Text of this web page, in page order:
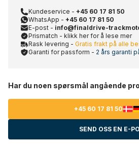
Kundeservice - +45 60 17 81 50
WhatsApp - +45 60 17 81 50
E-post - info@finaldrive-
Prismatch - klikk her for å lese mer
Rask levering - Gratis frakt på alle
Garanti for passform - 2 års garanti
Har du noen spørsmål angående
+45 60 17 81 50
SEND OSS EN E-